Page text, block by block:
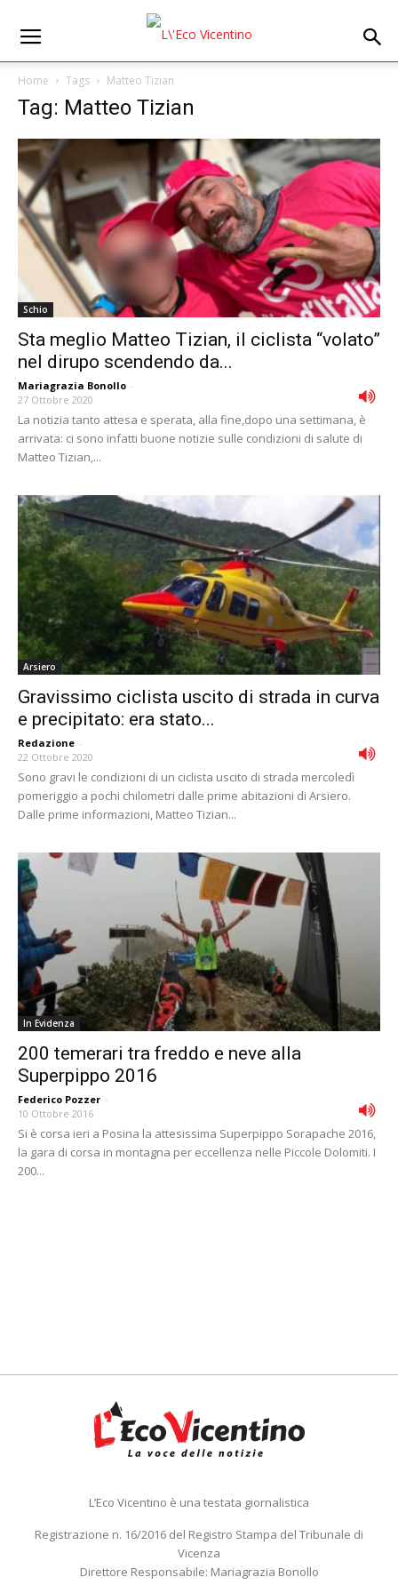
Home Tags Matteo Tizian
Tag: Matteo Tizian
Schio
Sta meglio Matteo Tizian, il ciclista “volato”
nel dirupo scendendo da...
Mariagrazia Bonollo -
27 Ottobre 2020
La notizia tanto attesa e sperata, alla fine,dopo una settimana, è
arrivata: ci sono infatti buone notizie sulle condizioni di salute di
Matteo Tizian,...
Arsiero
Gravissimo ciclista uscito di strada in curva
e precipitato: era stato...
Redazione -
22 Ottobre 2020
Sono gravi le condizioni di un ciclista uscito di strada mercoledì
pomeriggio a pochi chilometri dalle prime abitazioni di Arsiero.
Dalle prime informazioni, Matteo Tizian...
In Evidenza
200 temerari tra freddo e neve alla
Superpippo 2016
Federico Pozzer -
10 Ottobre 2016
Si è corsa ieri a Posina la attesissima Superpippo Sorapache 2016,
la gara di corsa in montagna per eccellenza nelle Piccole Dolomiti. I
200...
L’Eco Vicentino è una testata giornalistica
Registrazione n. 16/2016 del Registro Stampa del Tribunale di
Vicenza
Direttore Responsabile: Mariagrazia Bonollo